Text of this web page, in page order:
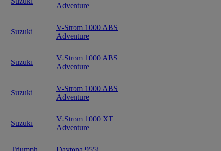
Adventure
Suzuki
V-Strom 1000 ABS
Adventure
Suzuki
V-Strom 1000 ABS
Adventure
Suzuki
V-Strom 1000 ABS
Adventure
Suzuki
V-Strom 1000 XT
Adventure